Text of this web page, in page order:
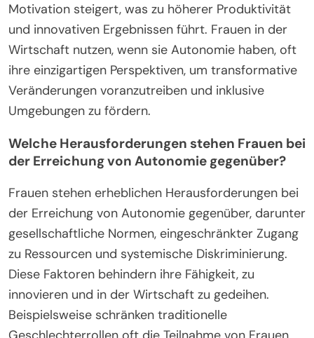
Motivation steigert, was zu höherer Produktivität
und innovativen Ergebnissen führt. Frauen in der
Wirtschaft nutzen, wenn sie Autonomie haben, oft
ihre einzigartigen Perspektiven, um transformative
Veränderungen voranzutreiben und inklusive
Umgebungen zu fördern.
Welche Herausforderungen stehen Frauen bei
der Erreichung von Autonomie gegenüber?
Frauen stehen erheblichen Herausforderungen bei
der Erreichung von Autonomie gegenüber, darunter
gesellschaftliche Normen, eingeschränkter Zugang
zu Ressourcen und systemische Diskriminierung.
Diese Faktoren behindern ihre Fähigkeit, zu
innovieren und in der Wirtschaft zu gedeihen.
Beispielsweise schränken traditionelle